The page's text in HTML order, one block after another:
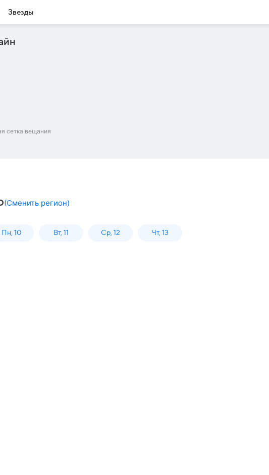
Звезды
сетка вещания
(Сменить регион)
Пн, 10 Вт, 11 Ср, 12 Чт, 13